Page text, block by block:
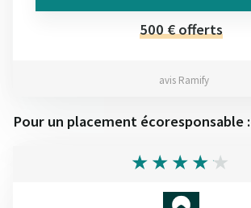
500 € offerts
avis Ramify
Pour un placement écoresponsable :